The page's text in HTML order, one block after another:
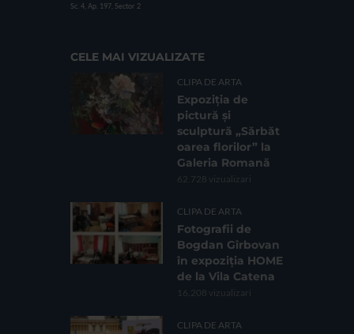
Sc. 4, Ap. 197, Sector 2
CELE MAI VIZUALIZATE
CLIPA DE ARTA
Expoziția de
pictură și
sculptură „Sărbăt
oarea florilor” la
Galeria Romană
62.728 vizualizari
CLIPA DE ARTA
Fotografii de
Bogdan Gîrbovan
în expoziția HOME
de la Vila Catena
16.208 vizualizari
CLIPA DE ARTA